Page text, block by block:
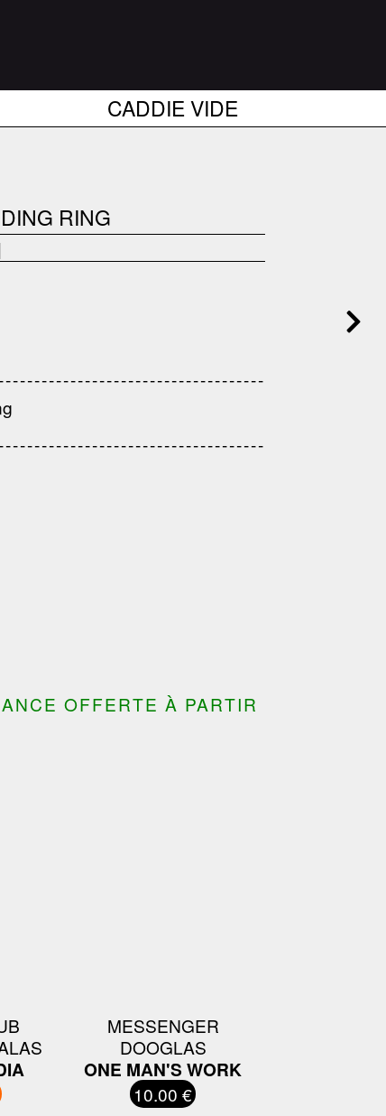
CADDIE VIDE
RING
OFFERTE À PARTIR
MESSENGER
DOOGLAS
ONE MAN'S WORK
10.00 €